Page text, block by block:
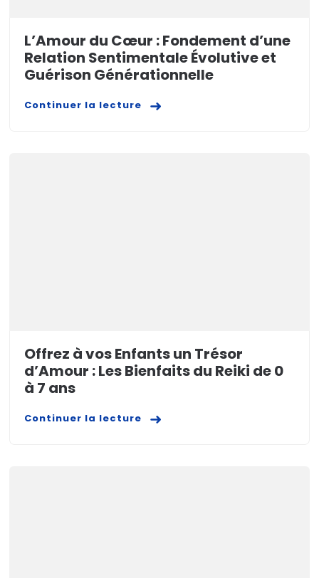
L’Amour du Cœur : Fondement d’une
Relation Sentimentale Évolutive et
Guérison Générationnelle
Continuer la lecture
Offrez à vos Enfants un Trésor
d’Amour : Les Bienfaits du Reiki de 0
à 7 ans
Continuer la lecture